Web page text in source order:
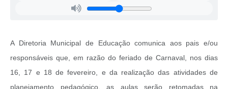
A Diretoria Municipal de Educação comunica aos pais e/ou
responsáveis que, em razão do feriado de Carnaval, nos dias
16, 17 e 18 de fevereiro, e da realização das atividades de
planejamento pedagógico, as aulas serão retomadas na